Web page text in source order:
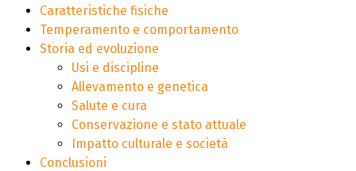
Caratteristiche fisiche
Temperamento e comportamento
Storia ed evoluzione
Usi e discipline
Allevamento e genetica
Salute e cura
Conservazione e stato attuale
Impatto culturale e società
Conclusioni